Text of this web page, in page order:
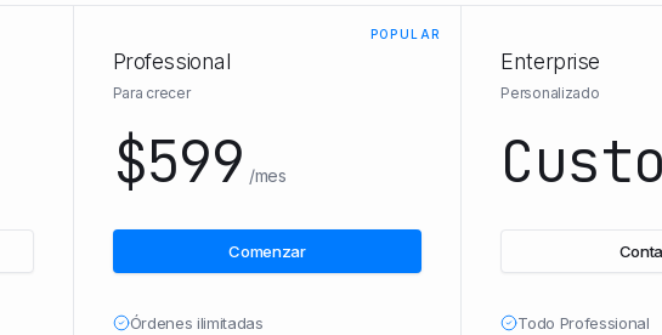
POPULAR
Professional
Para crecer
$599 /mes
Comenzar
Órdenes ilimitadas
Enterprise
Personalizado
Todo Professional